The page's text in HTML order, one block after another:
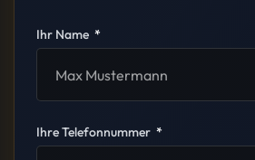
Ihr Name
Ihre Telefonnummer